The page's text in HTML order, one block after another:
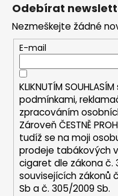
Odebírat
Nezmeškejte žádné
E-mail
KLIKNUTÍM SOUHLASÍM
podmínkami,
zpracováním
Zároveň ČESTNĚ
tudíž se na moji
prodeje tabákových
cigaret dle zákona č.
souvisejících zákonů
Sb a č. 305/2009 Sb.